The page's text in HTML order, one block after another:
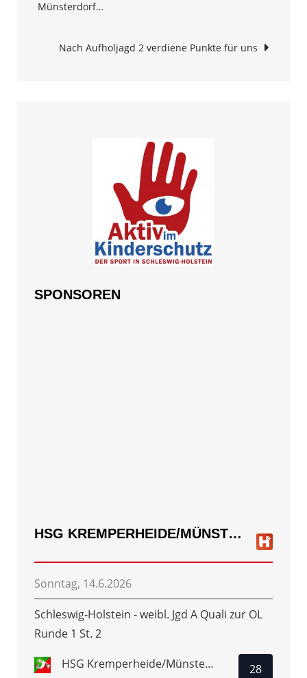
Navigation
Münsterdorf…
Nach Aufholjagd 2 verdiene Punkte für uns
SPONSOREN
HSG KREMPERHEIDE/MÜNSTERDORF
Sonntag, 14.6.2026
Schleswig-Holstein - weibl. Jgd A Quali zur OL
Runde 1 St. 2
HSG Kremperheide/Münsterdorf
28